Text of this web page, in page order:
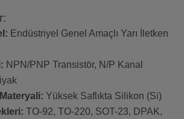
Endüstriyel Genel Amaçlı Yarı İletken
NPN/PNP Transistör, N/P Kanal
Yüksek Saflıkta Silikon (Si)
TO-92, TO-220, SOT-23, DPAK,